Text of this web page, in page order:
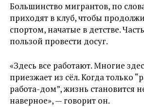
Большинство мигрантов, по
приходят в клуб, чтобы
спортом, начатые в детстве.
пользой провести досуг.
«Здесь все работают. Многие
приезжает из сёл. Когда только
работа-дом”, жизнь становится
наверное», — говорит он.